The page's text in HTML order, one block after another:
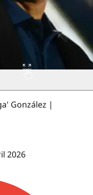
González |
2026